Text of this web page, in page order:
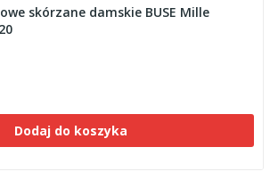
skórzane damskie BUSE Mille
Dodaj do koszyka